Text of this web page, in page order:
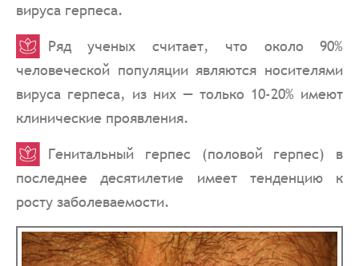
вируса герпеса.
Ряд ученых считает, что около 90%
человеческой популяции являются носителями
вируса герпеса, из них — только 10-20% имеют
клинические проявления.
Генитальный герпес (половой герпес) в
последнее десятилетие имеет тенденцию к
росту заболеваемости.